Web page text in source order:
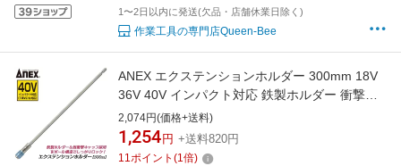
1〜2日以内に発送(欠品・店舗休業日除く)
作業工具の専門店Queen-Bee
ANEX エクステンションホルダー 300mm 18V
36V 40V インパクト対応 鉄製ホルダー 衝撃吸
収 インパクトドライバー 電動ドライバー アタ
ッチメント 延長バー エクステンションバー 日
本製 AEH-300 アネックスツール 兼古製作所
2,074円(価格+送料)
1,254 円 +送料820円
11ポイント (1倍)